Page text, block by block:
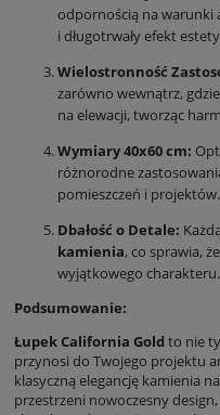
odpornością na warunki
i długotrwały efekt
Wielostronność
zarówno wewnątrz,
na elewacji, tworząc
Wymiary 40x60 cm:
różnorodne
pomieszczeń i projektów.
Dbałość o Detale:
kamienia, co sprawia,
wyjątkowego charakteru.
Podsumowanie:
Łupek California Goldto nie
przynosi do Twojego projektu
klasyczną elegancję kamienia
przestrzeni nowoczesny